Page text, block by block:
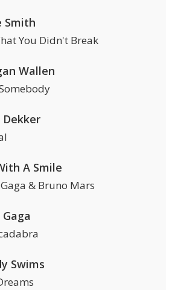
Smith
You Didn't Break
Wallen
Dekker
A Smile
& Bruno Mars
Gaga
Swims